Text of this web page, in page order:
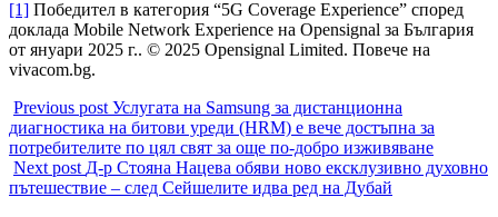
[1] Победител в категория “5G Coverage Experience” според
доклада Mobile Network Experience на Opensignal за България
от януари 2025 г.. © 2025 Opensignal Limited. Повече на
vivacom.bg.
Previous post Услугата на Samsung за дистанционна
диагностика на битови уреди (HRM) е вече достъпна за
потребителите по цял свят за още по-добро изживяване
Next post Д-р Стояна Нацева обяви ново ексклузивно духовно
пътешествие – след Сейшелите идва ред на Дубай